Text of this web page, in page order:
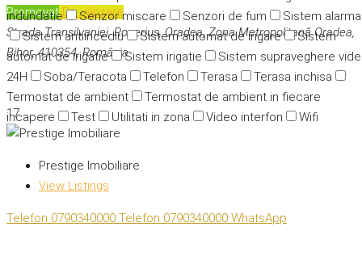
indundatie
Senzor miscare Senzori de fum
Sistem alarma
Sistem antiincediu
Sistem automat de irigare
Sistem
automat de irigatie
Sistem irigatie
Sistem supraveghere
24H
Soba/Teracota Telefon Terasa
Terasa inchisa
Termostat de ambient
Termostat de ambient in fiecare
incapere
Test Utilitati in zona Video interfon Wifi
PromovatDe vânzare
Strada Transilvaniei, Rogerius, Oradea, Zona Metropolitană Oradea,
Bihor, 410354, România
17
Prestige Imobiliare
View Listings
Telefon 0790340000 Telefon 0790340000 WhatsApp